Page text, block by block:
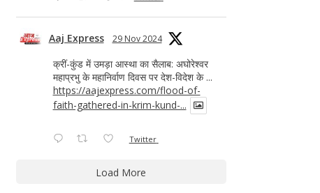
Aaj Express 29 Nov 2024
क्रीं-कुंड में उमड़ा आस्था का सैलाब: अघोरेश्वर
महाप्रभु के महानिर्वाण दिवस पर देश-विदेश के ...
https://aajexpress.com/flood-of-
faith-gathered-in-krim-kund-...
Twitter
Load More